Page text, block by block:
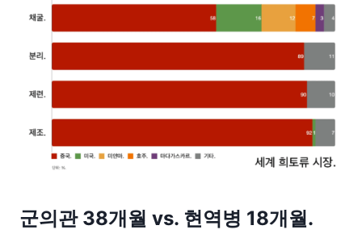
군의관 38개월 vs. 현역병 18개월.